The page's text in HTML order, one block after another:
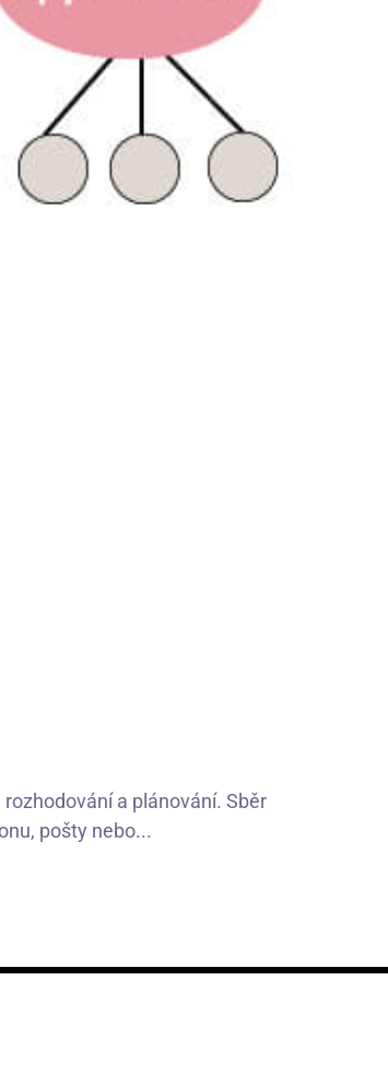
a plánování. Sběr
pošty nebo...